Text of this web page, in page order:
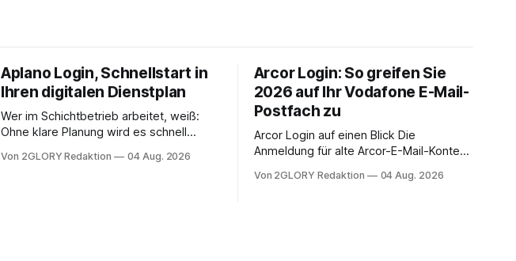
Aplano Login, Schnellstart in
Ihren digitalen Dienstplan
Wer im Schichtbetrieb arbeitet, weiß:
Ohne klare Planung wird es schnell
zentraler Zugangspunkt, um dienstpläne,
Von 2GLORY Redaktion 04 Aug. 2026
Arcor Login: So greifen Sie
2026 auf Ihr Vodafone E-Mail-
Postfach zu
Arcor Login auf einen Blick Die
Anmeldung für alte Arcor-E-Mail-Konten
noch eine e mail adresse mit der Endung
Von 2GLORY Redaktion 04 Aug. 2026